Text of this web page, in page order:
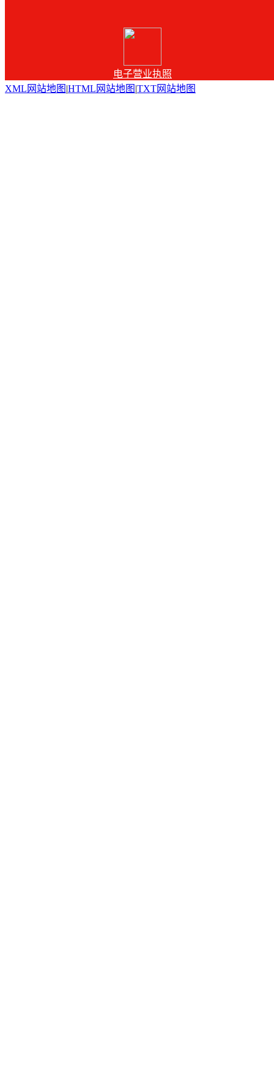
电子营业执照
XML网站地图 |HTML网站地图 |TXT网站地图